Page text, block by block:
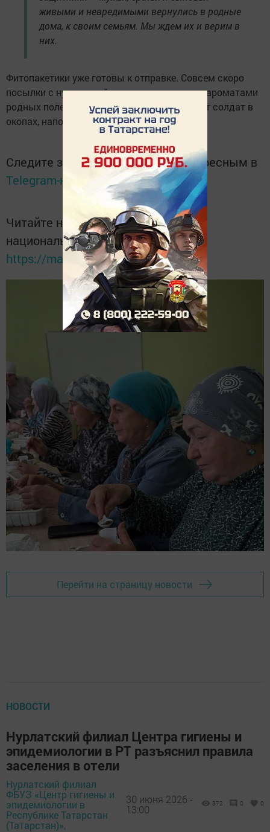
живыми и невредимыми вернулись в родные
дома, к своим семьям. Мы ждем их и верим в
них.
Фитопакетики уже готовы к отправке. Совсем скоро
посылки с нурлатской земли, пропитанные ароматами
родных полей и сердечным теплом, согреют солдат в
окопах, напоминая им о доме.
Следите за самым важным и интересным в
Telegram-канале
Татмедиа
Читайте новости Татарстана в
национальном мессенджере MАХ:
https://max.ru/tatmedia
Перейти на страницу новости
НОВОСТИ
Нурлатский филиал Центра гигиены и
эпидемиологии в РТ разъяснил правила
заселения в отели
Нурлатский филиал
ФБУЗ «Центр гигиены и
эпидемиологии в
Республике Татарстан
(Татарстан)»,
30 июня 2026 -
13:00
372 0 0